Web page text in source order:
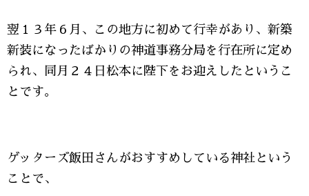
翌１３年６月、この地方に初めて行幸があり、新築
新装になったばかりの神道事務分局を行在所に定め
られ、同月２４日松本に陛下をお迎えしたというこ
とです。
ゲッターズ飯田さんがおすすめしている神社という
ことで、